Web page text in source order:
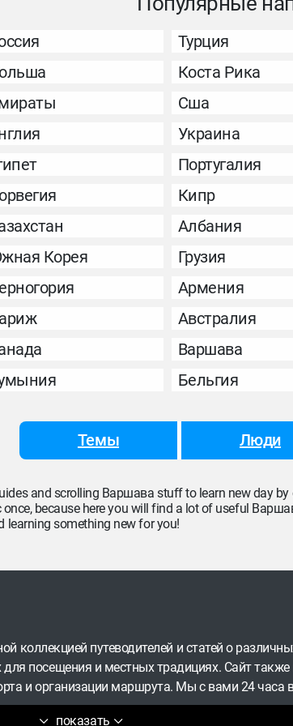
Турция
Коста Рика
Сша
Украина
Португалия
Кипр
Албания
Корея Грузия
Армения
Австралия
Варшава
Бельгия
Темы Люди
and scrolling Варшава stuff to learn new day
because here you will find a lot of useful
learning something new for you!
показать
коллекцией путеводителей и статей о
посещения и местных традициях. Сайт также
и организации маршрута. Мы с вами 24 часа